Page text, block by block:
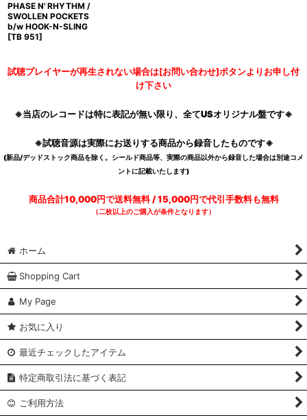
PHASE N' RHYTHM /
SWOLLEN POCKETS
b/w HOOK-N-SLING
[TB 951]
試聴プレイヤーが再生されない場合は[お問い合わせ]ボタンよりお申し付
け下さい
※当店のレコードは特に表記が無い限り、全てUSオリジナル盤です※
※試聴音源は実際にお送りする商品から録音したものです※
(新品/デッドストック商品を除く。シールド商品等、実際の商品以外から録音した場合は別途コメ
ントに記載いたします)
商品合計10,000円で送料無料 / 15,000円で代引手数料も無料
（二枚以上のご購入が条件となります）
ホーム
Shopping Cart
My Page
お気に入り
最近チェックしたアイテム
特定商取引法に基づく表記
ご利用方法